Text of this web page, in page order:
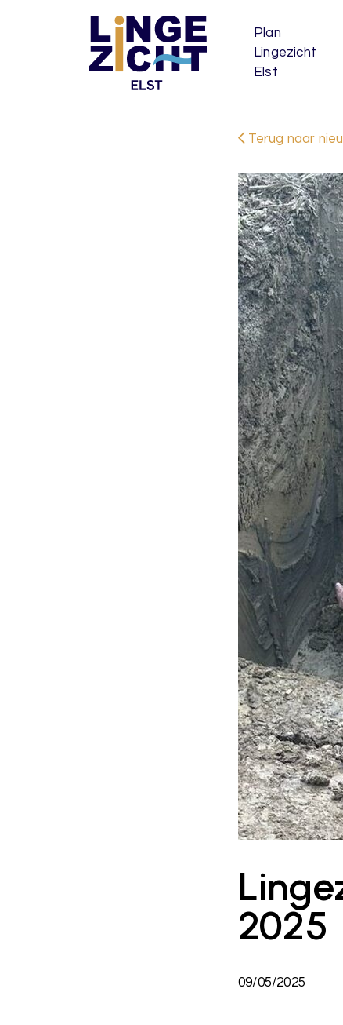
Plan
Lingezicht
Elst
Terug naar
2025
09/05/2025